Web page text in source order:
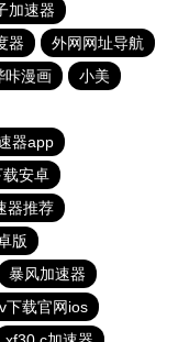
加速器
器
外网网址导航
咔漫画
小美
器app
安卓
器推荐
版
暴风加速器
下载官网ios